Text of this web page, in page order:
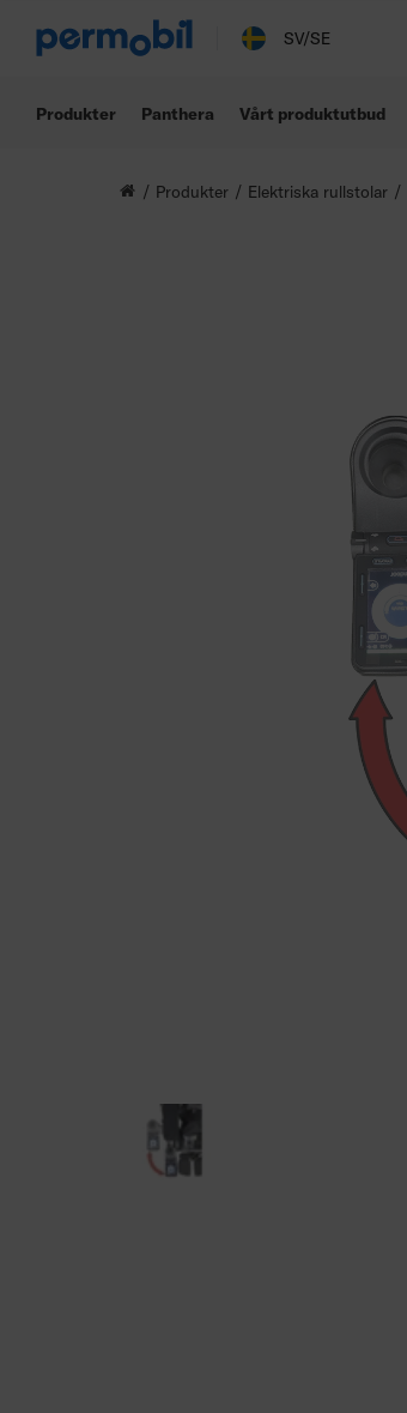
SV/SE
Produkter Panthera Vårt produktutbud
Produkter Elektriska rullstolar